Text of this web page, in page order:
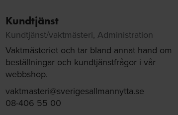
Kundtjänst
Kundtjänst/vaktmästeri, Administration
Vaktmästeriet och tar bland annat hand om
beställningar och kundtjänstfrågor i vår
webbshop.
vaktmasteri@sverigesallmannytta.se
08-406 55 00